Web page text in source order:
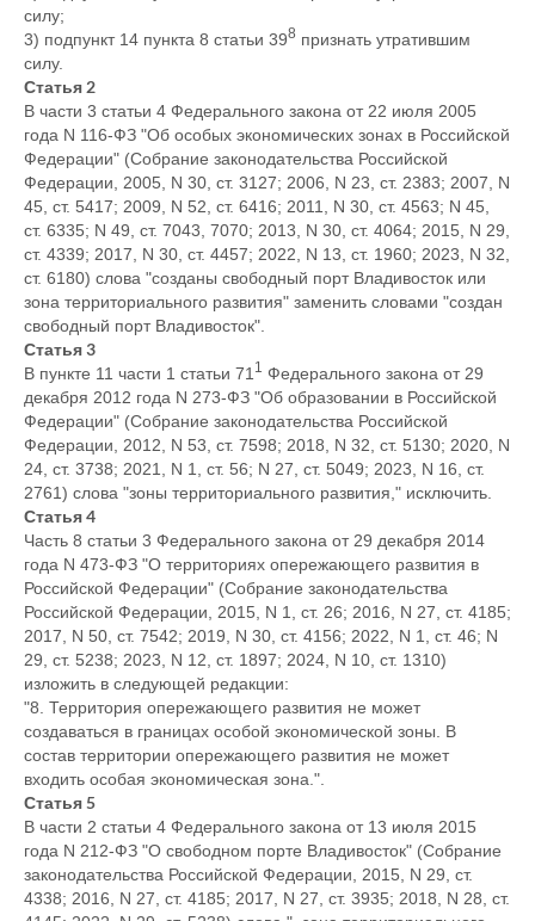
силу;
3) подпункт 14 пункта 8 статьи 398 признать утратившим
силу.
Статья 2
В части 3 статьи 4 Федерального закона от 22 июля 2005
года N 116-ФЗ "Об особых экономических зонах в Российской
Федерации" (Собрание законодательства Российской
Федерации, 2005, N 30, ст. 3127; 2006, N 23, ст. 2383; 2007, N
45, ст. 5417; 2009, N 52, ст. 6416; 2011, N 30, ст. 4563; N 45,
ст. 6335; N 49, ст. 7043, 7070; 2013, N 30, ст. 4064; 2015, N 29,
ст. 4339; 2017, N 30, ст. 4457; 2022, N 13, ст. 1960; 2023, N 32,
ст. 6180) слова "созданы свободный порт Владивосток или
зона территориального развития" заменить словами "создан
свободный порт Владивосток".
Статья 3
В пункте 11 части 1 статьи 71 1
Федерального закона от 29
декабря 2012 года N 273-ФЗ "Об образовании в Российской
Федерации" (Собрание законодательства Российской
Федерации, 2012, N 53, ст. 7598; 2018, N 32, ст. 5130; 2020, N
24, ст. 3738; 2021, N 1, ст. 56; N 27, ст. 5049; 2023, N 16, ст.
2761) слова "зоны территориального развития," исключить.
Статья 4
Часть 8 статьи 3 Федерального закона от 29 декабря 2014
года N 473-ФЗ "О территориях опережающего развития в
Российской Федерации" (Собрание законодательства
Российской Федерации, 2015, N 1, ст. 26; 2016, N 27, ст. 4185;
2017, N 50, ст. 7542; 2019, N 30, ст. 4156; 2022, N 1, ст. 46; N
29, ст. 5238; 2023, N 12, ст. 1897; 2024, N 10, ст. 1310)
изложить в следующей редакции:
"8. Территория опережающего развития не может
создаваться в границах особой экономической зоны. В
состав территории опережающего развития не может
входить особая экономическая зона.".
Статья 5
В части 2 статьи 4 Федерального закона от 13 июля 2015
года N 212-ФЗ "О свободном порте Владивосток" (Собрание
законодательства Российской Федерации, 2015, N 29, ст.
4338; 2016, N 27, ст. 4185; 2017, N 27, ст. 3935; 2018, N 28, ст.